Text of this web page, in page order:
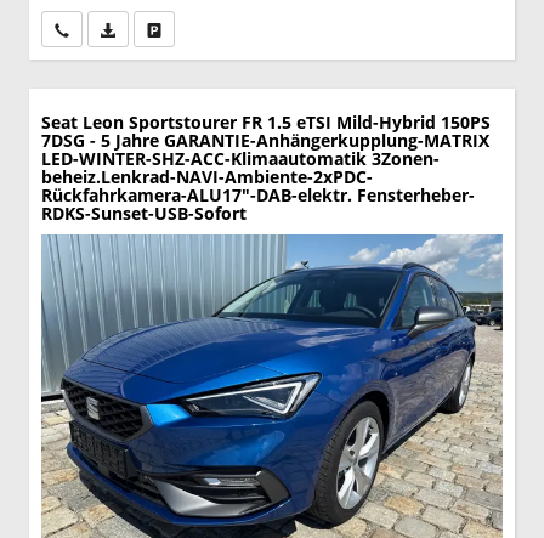
Wir rufen Sie anPDF-Datei, Fahrzeugexposé drucken
Seat Leon Sportstourer FR 1.5 eTSI Mild-Hybrid 150PS
7DSG - 5 Jahre GARANTIE-Anhängerkupplung-MATRIX
LED-WINTER-SHZ-ACC-Klimaautomatik 3Zonen-
beheiz.Lenkrad-NAVI-Ambiente-2xPDC-
Rückfahrkamera-ALU17"-DAB-elektr. Fensterheber-
RDKS-Sunset-USB-Sofort